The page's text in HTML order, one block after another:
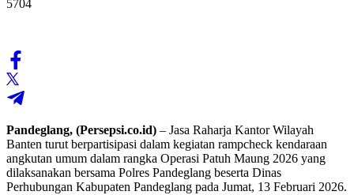
5704
Pandeglang, (Persepsi.co.id) – Jasa Raharja Kantor Wilayah
Banten turut berpartisipasi dalam kegiatan rampcheck kendaraan
angkutan umum dalam rangka Operasi Patuh Maung 2026 yang
dilaksanakan bersama Polres Pandeglang beserta Dinas
Perhubungan Kabupaten Pandeglang pada Jumat, 13 Februari 2026.